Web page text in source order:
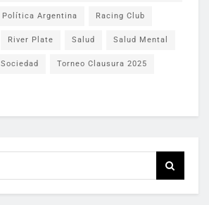
Política Argentina Racing Club
River Plate Salud Salud Mental
Sociedad Torneo Clausura 2025